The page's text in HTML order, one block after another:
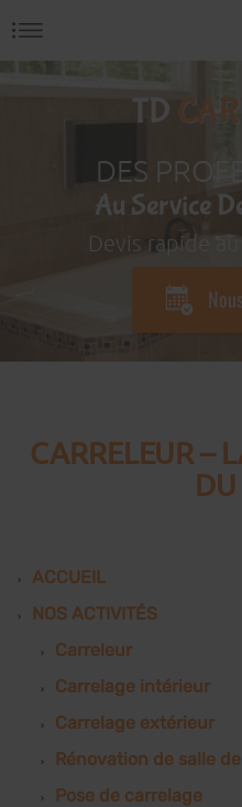
TD
DES
Au Service
Devis rapide
CARRELEUR –
DU
ACCUEIL
NOS ACTIVITÉS
Carreleur
Carrelage intérieur
Carrelage extérieur
Rénovation de salle
Pose de carrelage